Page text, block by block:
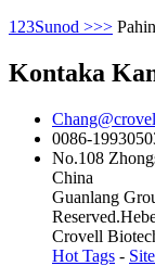
1 23Sunod >>>
Kontaka
0086-
No.108
China
Guanlang
Crovell
Hot Tags -